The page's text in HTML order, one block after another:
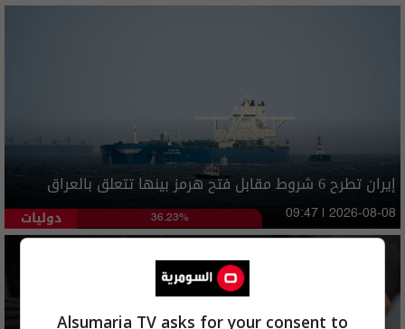
إيران تطرح 6 شروط مقابل فتح هرمز بينها تتعلق بالعراق
دوليات 36.23% 09:47 | 2026-08-08
Alsumaria TV asks for your consent to